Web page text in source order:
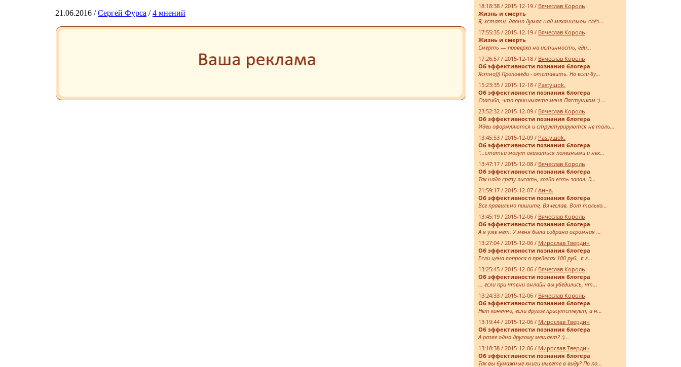
21.06.2016 /Сергей Фурса /4 мнений
18:18:38 / 2015-12-19 / Вячеслав Король
Жизнь и смерть
Я, кстати, давно думал над механизмом слёз...
17:55:35 / 2015-12-19 / Вячеслав Король
Жизнь и смерть
Смерть — проверка на истинность, еди...
17:26:57 / 2015-12-18 / Вячеслав Король
Об эффективности познания блогера
Ястно))) Проповеди - отставить. Но если бу...
15:23:35 / 2015-12-18 / Pastyшok.
Об эффективности познания блогера
Спасибо, что принимаете меня Пастушком :) ...
23:52:32 / 2015-12-09 / Вячеслав Король
Об эффективности познания блогера
Идеи оформляются и структурируются не толь...
13:45:53 / 2015-12-09 / Pastyшok.
Об эффективности познания блогера
"...статьи могут оказаться полезными и нек...
13:47:17 / 2015-12-08 / Вячеслав Король
Об эффективности познания блогера
Так надо сразу писать, когда есть запал. Э...
21:59:17 / 2015-12-07 / Анна.
Об эффективности познания блогера
Все правильно пишите, Вячеслав. Вот только...
13:45:19 / 2015-12-06 / Вячеслав Король
Об эффективности познания блогера
А я уже нет. У меня была собрана огромная ...
13:27:04 / 2015-12-06 / Мирослав Твердич
Об эффективности познания блогера
Если цена вопроса в пределах 100 руб., я г...
13:25:45 / 2015-12-06 / Вячеслав Король
Об эффективности познания блогера
... если при чтени онлайн вы убедились, чт...
13:24:33 / 2015-12-06 / Вячеслав Король
Об эффективности познания блогера
Нет конечно, если другое присутствует, а н...
13:19:44 / 2015-12-06 / Мирослав Твердич
Об эффективности познания блогера
А разве одно другому мешает? :)...
13:18:38 / 2015-12-06 / Мирослав Твердич
Об эффективности познания блогера
Так вы бумажные книги имеете в виду? По по...